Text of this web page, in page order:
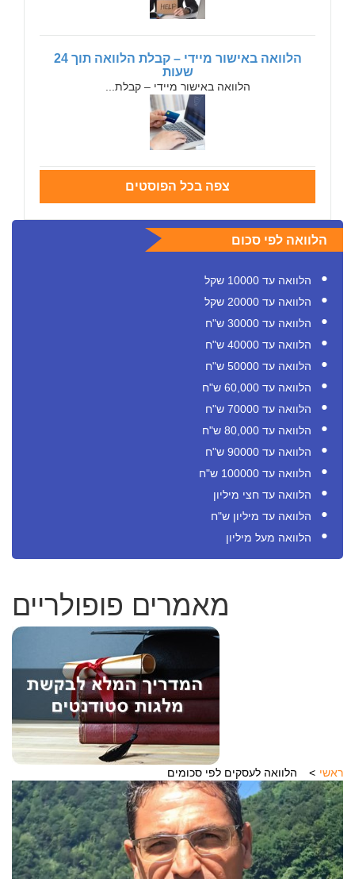
הלוואה באישור מיידי – קבלת הלוואה תוך 24
שעות
הלוואה באישור מיידי – קבלת...
צפה בכל הפוסטים
הלוואה לפי סכום
הלוואה עד 10000 שקל
הלוואה עד 20000 שקל
הלוואה עד 30000 ש"ח
הלוואה עד 40000 ש"ח
הלוואה עד 50000 ש"ח
הלוואה עד 60,000 ש"ח
הלוואה עד 70000 ש"ח
הלוואה עד 80,000 ש"ח
הלוואה עד 90000 ש"ח
הלוואה עד 100000 ש"ח
הלוואה עד חצי מיליון
הלוואה עד מיליון ש"ח
הלוואה מעל מיליון
מאמרים פופולריים
ראשי הלוואה לעסקים לפי סכומים